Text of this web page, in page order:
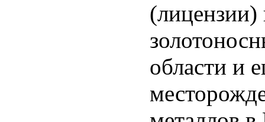
области и